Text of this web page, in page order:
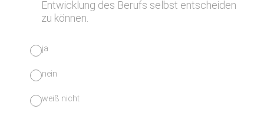
Entwicklung des Berufs selbst entscheiden
zu können.
ja
nein
weiß nicht